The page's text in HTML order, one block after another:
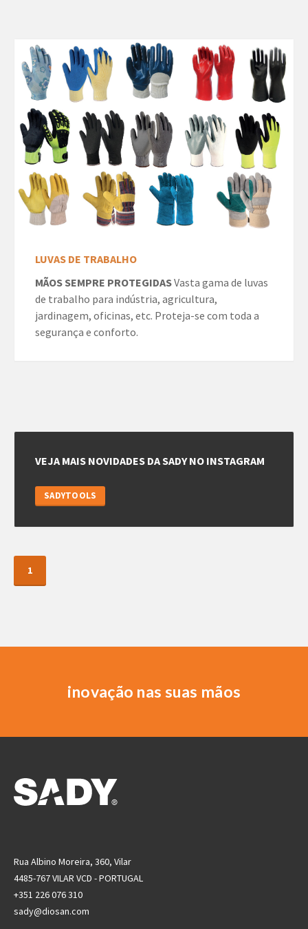
LUVAS DE TRABALHO
MÃOS SEMPRE PROTEGIDASVasta gama de luvas
de trabalho para indústria, agricultura,
jardinagem, oficinas, etc. Proteja-se com toda a
segurança e conforto.
VEJA MAIS NOVIDADES DA SADY NO INSTAGRAM
SADYTOOLS
1
inovação nas suas mãos
Rua Albino Moreira, 360, Vilar
4485-767 VILAR VCD - PORTUGAL
+351 226 076 310
sady@diosan.com